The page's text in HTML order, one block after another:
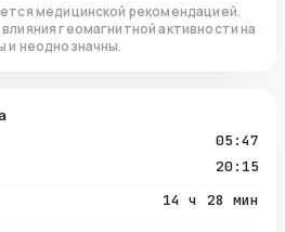
медицинской рекомендацией.
геомагнитной активности на
и неоднозначны.
05:47
20:15
14 ч 28 мин